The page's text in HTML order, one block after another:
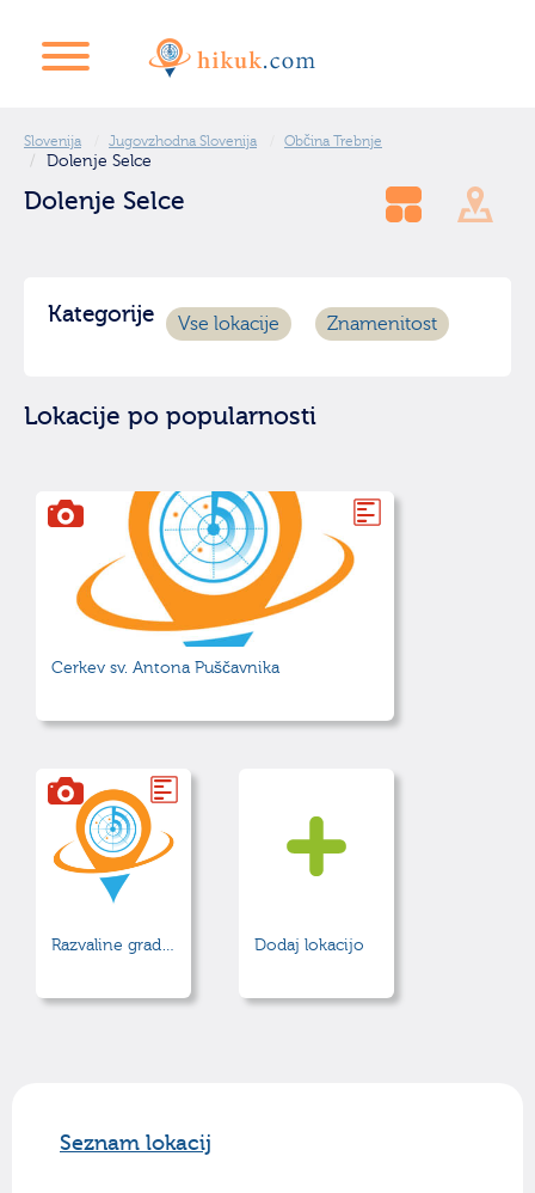
Slovenija Jugovzhodna Slovenija Občina Trebnje
Dolenje Selce
Dolenje Selce
Kategorije Vse lokacije Znamenitost
Lokacije po popularnosti
Cerkev sv. Antona Puščavnika
Razvaline gradu Kozjak Dodaj lokacijo
Seznam lokacij